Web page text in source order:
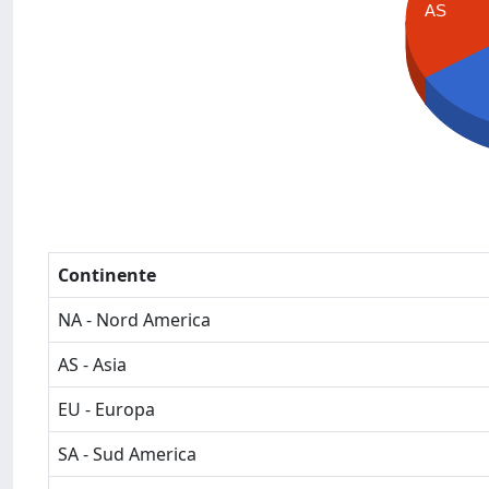
AS
Continente
NA - Nord America
AS - Asia
EU - Europa
SA - Sud America